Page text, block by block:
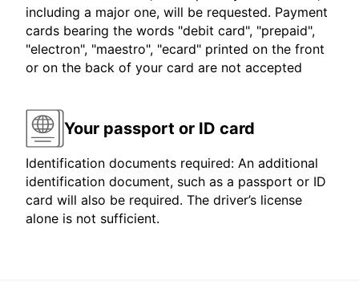
including a major one, will be requested. Payment
cards bearing the words "debit card", "prepaid",
"electron", "maestro", "ecard" printed on the front
or on the back of your card are not accepted
Your passport or ID card
Identification documents required: An additional
identification document, such as a passport or ID
card will also be required. The driver’s license
alone is not sufficient.